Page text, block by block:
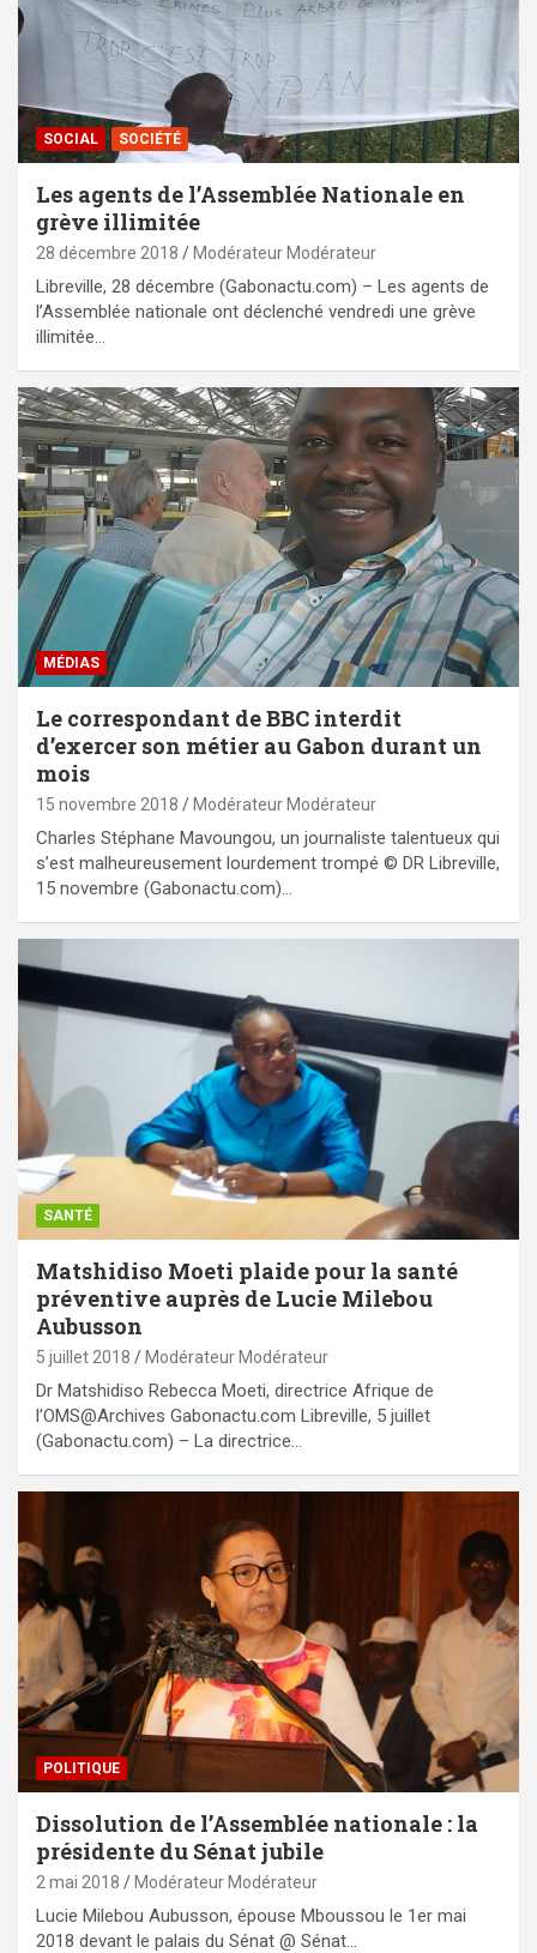
SOCIAL SOCIÉTÉ
Les agents de l’Assemblée Nationale en
grève illimitée
28 décembre 2018 Modérateur Modérateur
Libreville, 28 décembre (Gabonactu.com) – Les agents de
l’Assemblée nationale ont déclenché vendredi une grève
illimitée…
MÉDIAS
Le correspondant de BBC interdit
d’exercer son métier au Gabon durant un
mois
15 novembre 2018 Modérateur Modérateur
Charles Stéphane Mavoungou, un journaliste talentueux qui
s’est malheureusement lourdement trompé © DR Libreville,
15 novembre (Gabonactu.com)…
SANTÉ
Matshidiso Moeti plaide pour la santé
préventive auprès de Lucie Milebou
Aubusson
5 juillet 2018 Modérateur Modérateur
Dr Matshidiso Rebecca Moeti, directrice Afrique de
l’OMS@Archives Gabonactu.com Libreville, 5 juillet
(Gabonactu.com) – La directrice…
POLITIQUE
Dissolution de l’Assemblée nationale : la
présidente du Sénat jubile
2 mai 2018 Modérateur Modérateur
Lucie Milebou Aubusson, épouse Mboussou le 1er mai
2018 devant le palais du Sénat @ Sénat…